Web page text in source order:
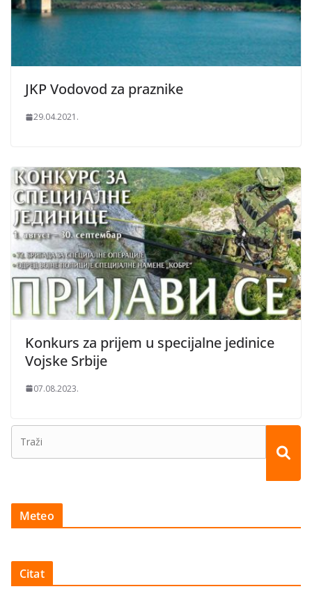
JKP Vodovod za praznike
29.04.2021.
Konkurs za prijem u specijalne jedinice
Vojske Srbije
07.08.2023.
Meteo
Citat